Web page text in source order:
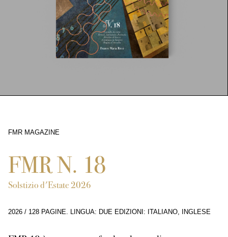
FMR MAGAZINE
FMR N. 18
Solstizio d'Estate 2026
2026 / 128 PAGINE. LINGUA: DUE EDIZIONI: ITALIANO, INGLESE